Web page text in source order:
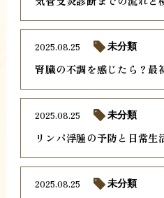
腎臓の不調を感じたら？最
2025.08.25 未分類
リンパ浮腫の予防と日常生
2025.08.25 未分類
2025.08.25 未分類